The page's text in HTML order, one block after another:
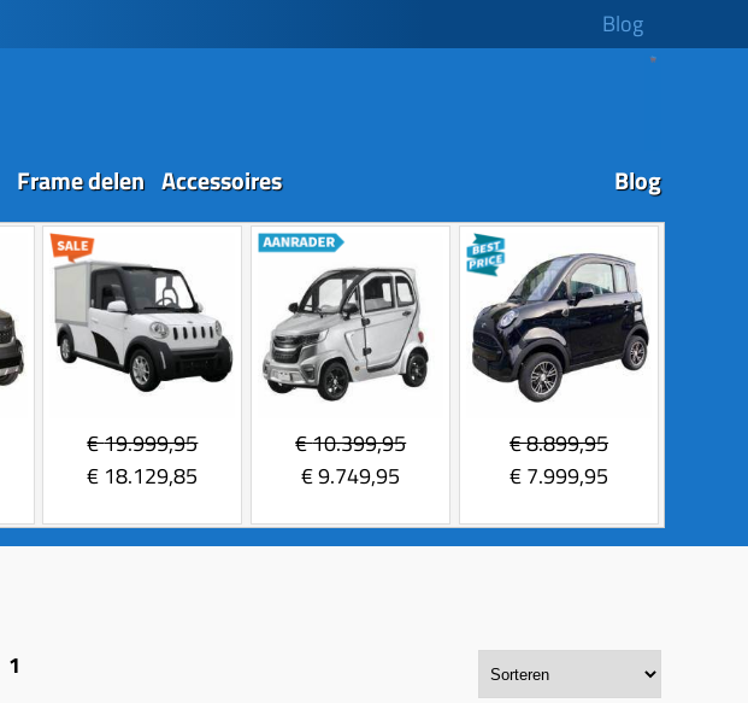
Blog
Frame delen Accessoires Blog
€19.999,95
€ 18.129,85
€10.399,95
€9.749,95
€8.899,95
€7.999,95
1